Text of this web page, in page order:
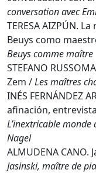
conversation avec
TERESA AIZPÚN.
Beuys como
Beuys comme maître
STEFANO
Zem /Les maîtres
INÉS FERNÁNDEZ
afinación,
L’inextricable monde
Nagel
ALMUDENA
Jasinski, maître de